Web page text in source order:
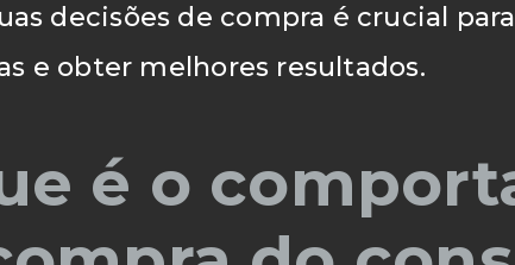
decisões de compra é crucial
e obter melhores resultados.
é o